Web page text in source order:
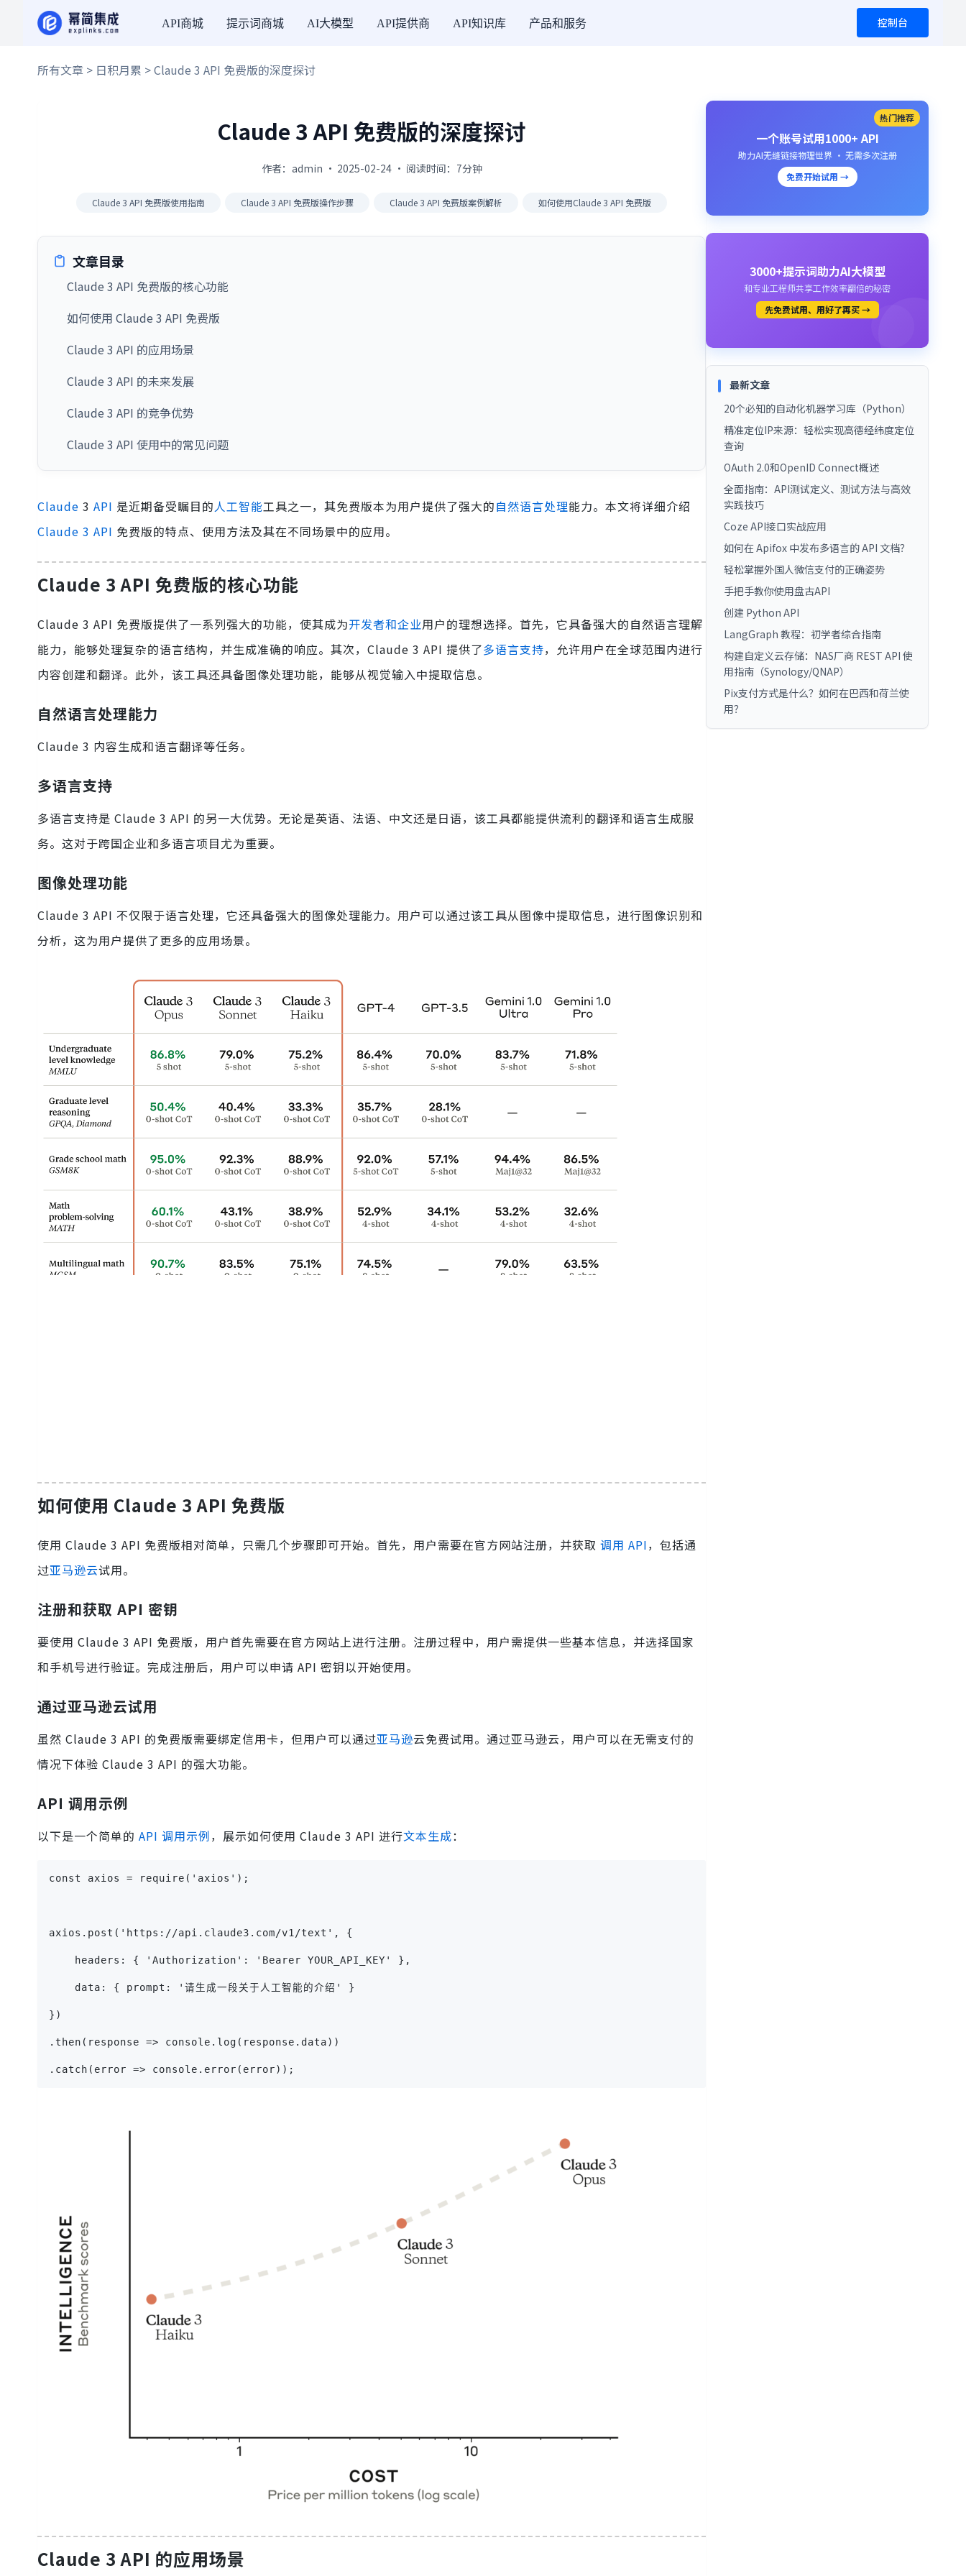
API商城 提示词商城 AI大模型 API提供商 API知识库 产品和服务 控制台
所有文章 > 日积月累 > Claude 3 API 免费版的深度探讨
Claude 3 API 免费版的深度探讨
作者：admin · 2025-02-24 · 阅读时间：7分钟
Claude 3 API 免费版使用指南 Claude 3 API 免费版操作步骤 Claude 3 API 免费版案例解析 如何使用Claude 3 API 免费版
文章目录
Claude 3 API 免费版的核心功能
如何使用 Claude 3 API 免费版
Claude 3 API 的应用场景
Claude 3 API 的未来发展
Claude 3 API 的竞争优势
Claude 3 API 使用中的常见问题
Claude 3 API 是近期备受瞩目的人工智能工具之一，其免费版本为用户提供了强大的自然语言处理能力。本文将详细介绍
Claude 3 API 免费版的特点、使用方法及其在不同场景中的应用。
Claude 3 API 免费版的核心功能
Claude 3 API 免费版提供了一系列强大的功能，使其成为开发者和企业用户的理想选择。首先，它具备强大的自然语言理解
能力，能够处理复杂的语言结构，并生成准确的响应。其次，Claude 3 API 提供了多语言支持，允许用户在全球范围内进行
内容创建和翻译。此外，该工具还具备图像处理功能，能够从视觉输入中提取信息。
自然语言处理能力
Claude 3 内容生成和语言翻译等任务。
多语言支持
多语言支持是 Claude 3 API 的另一大优势。无论是英语、法语、中文还是日语，该工具都能提供流利的翻译和语言生成服
务。这对于跨国企业和多语言项目尤为重要。
图像处理功能
Claude 3 API 不仅限于语言处理，它还具备强大的图像处理能力。用户可以通过该工具从图像中提取信息，进行图像识别和
分析，这为用户提供了更多的应用场景。
如何使用 Claude 3 API 免费版
使用 Claude 3 API 免费版相对简单，只需几个步骤即可开始。首先，用户需要在官方网站注册，并获取 调用 API，包括通
过亚马逊云试用。
注册和获取 API 密钥
要使用 Claude 3 API 免费版，用户首先需要在官方网站上进行注册。注册过程中，用户需提供一些基本信息，并选择国家
和手机号进行验证。完成注册后，用户可以申请 API 密钥以开始使用。
通过亚马逊云试用
虽然 Claude 3 API 的免费版需要绑定信用卡，但用户可以通过亚马逊云免费试用。通过亚马逊云，用户可以在无需支付的
情况下体验 Claude 3 API 的强大功能。
API 调用示例
以下是一个简单的 API 调用示例，展示如何使用 Claude 3 API 进行文本生成：
const axios = require('axios');
axios.post('https://api.claude3.com/v1/text', {
    headers: { 'Authorization': 'Bearer YOUR_API_KEY' },
    data: { prompt: '请生成一段关于人工智能的介绍' }
})
.then(response => console.log(response.data))
.catch(error => console.error(error));
Claude 3 API 的应用场景
热门推荐
一个账号试用1000+ API
助力AI无缝链接物理世界 · 无需多次注册
免费开始试用 →
3000+提示词助力AI大模型
和专业工程师共享工作效率翻倍的秘密
先免费试用、用好了再买 →
最新文章
20个必知的自动化机器学习库（Python）
精准定位IP来源：轻松实现高德经纬度定位
查询
OAuth 2.0和OpenID Connect概述
全面指南：API测试定义、测试方法与高效
实践技巧
Coze API接口实战应用
如何在 Apifox 中发布多语言的 API 文档？
轻松掌握外国人微信支付的正确姿势
手把手教你使用盘古API
创建 Python API
LangGraph 教程：初学者综合指南
构建自定义云存储：NAS厂商 REST API 使
用指南（Synology/QNAP）
Pix支付方式是什么？如何在巴西和荷兰使
用？